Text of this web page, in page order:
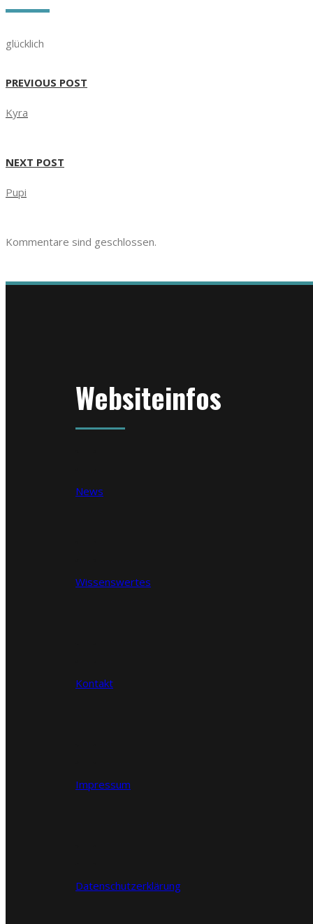
glücklich
PREVIOUS POST
Kyra
NEXT POST
Pupi
Kommentare sind geschlossen.
Websiteinfos
News
Wissenswertes
Kontakt
Impressum
Datenschutzerklärung